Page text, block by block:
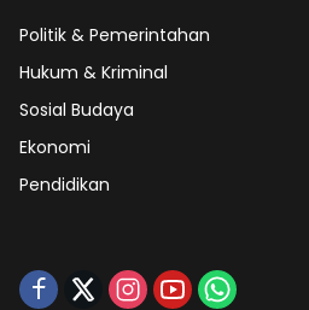
Politik & Pemerintahan
Hukum & Kriminal
Sosial Budaya
Ekonomi
Pendidikan